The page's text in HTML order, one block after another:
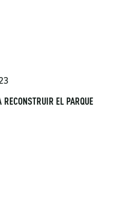
EL PARQUE